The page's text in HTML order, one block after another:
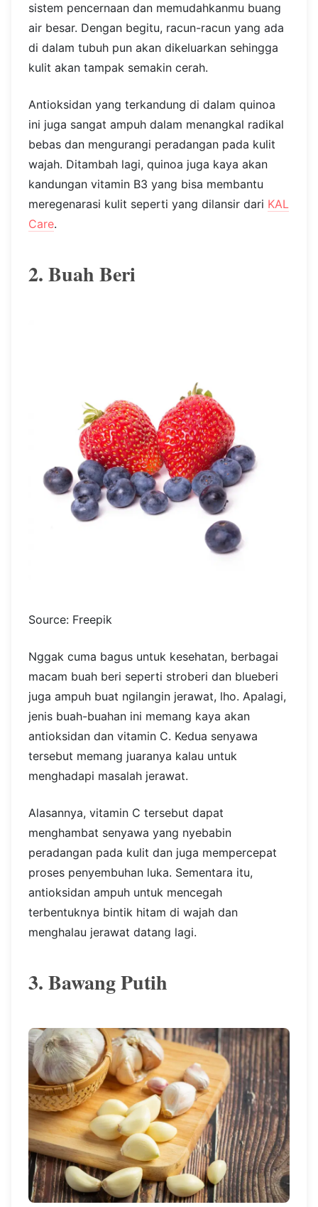
sistem pencernaan dan memudahkanmu buang
air besar. Dengan begitu, racun-racun yang ada
di dalam tubuh pun akan dikeluarkan sehingga
kulit akan tampak semakin cerah.
Antioksidan yang terkandung di dalam quinoa
ini juga sangat ampuh dalam menangkal radikal
bebas dan mengurangi peradangan pada kulit
wajah. Ditambah lagi, quinoa juga kaya akan
kandungan vitamin B3 yang bisa membantu
meregenarasi kulit seperti yang dilansir dari KAL
Care.
2. Buah Beri
Source: Freepik
Nggak cuma bagus untuk kesehatan, berbagai
macam buah beri seperti stroberi dan blueberi
juga ampuh buat ngilangin jerawat, lho. Apalagi,
jenis buah-buahan ini memang kaya akan
antioksidan dan vitamin C. Kedua senyawa
tersebut memang juaranya kalau untuk
menghadapi masalah jerawat.
Alasannya, vitamin C tersebut dapat
menghambat senyawa yang nyebabin
peradangan pada kulit dan juga mempercepat
proses penyembuhan luka. Sementara itu,
antioksidan ampuh untuk mencegah
terbentuknya bintik hitam di wajah dan
menghalau jerawat datang lagi.
3. Bawang Putih